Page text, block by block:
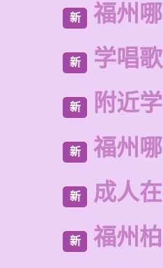
新 福州
新 学唱
新 附近
新 福州
新 成人
新 福州